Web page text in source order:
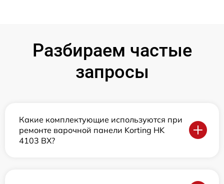
Разбираем частые
запросы
Какие комплектующие используются при
ремонте варочной панели Korting HK
4103 BX?